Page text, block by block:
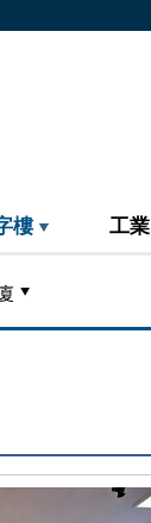
樓 工業